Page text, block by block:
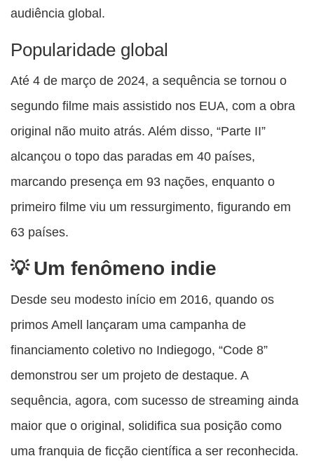
audiência global.
Popularidade global
Até 4 de março de 2024, a sequência se tornou o
segundo filme mais assistido nos EUA, com a obra
original não muito atrás. Além disso, “Parte II”
alcançou o topo das paradas em 40 países,
marcando presença em 93 nações, enquanto o
primeiro filme viu um ressurgimento, figurando em
63 países.
Um fenômeno indie
Desde seu modesto início em 2016, quando os
primos Amell lançaram uma campanha de
financiamento coletivo no Indiegogo, “Code 8”
demonstrou ser um projeto de destaque. A
sequência, agora, com sucesso de streaming ainda
maior que o original, solidifica sua posição como
uma franquia de ficção científica a ser reconhecida.